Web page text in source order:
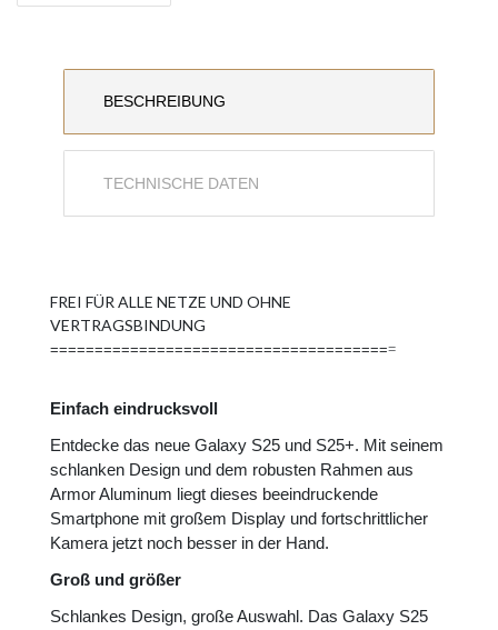
BESCHREIBUNG
TECHNISCHE DATEN
FREI FÜR ALLE NETZE UND OHNE
VERTRAGSBINDUNG
=======================================
Einfach eindrucksvoll
Entdecke das neue Galaxy S25 und S25+. Mit seinem
schlanken Design und dem robusten Rahmen aus
Armor Aluminum liegt dieses beeindruckende
Smartphone mit großem Display und fortschrittlicher
Kamera jetzt noch besser in der Hand.
Groß und größer
Schlankes Design, große Auswahl. Das Galaxy S25